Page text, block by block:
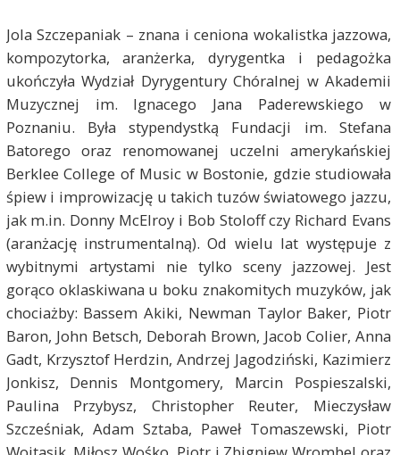
Jola Szczepaniak – znana i ceniona wokalistka jazzowa,
kompozytorka, aranżerka, dyrygentka i pedagożka
ukończyła Wydział Dyrygentury Chóralnej w Akademii
Muzycznej im. Ignacego Jana Paderewskiego w
Poznaniu. Była stypendystką Fundacji im. Stefana
Batorego oraz renomowanej uczelni amerykańskiej
Berklee College of Music w Bostonie, gdzie studiowała
śpiew i improwizację u takich tuzów światowego jazzu,
jak m.in. Donny McElroy i Bob Stoloff czy Richard Evans
(aranżację instrumentalną). Od wielu lat występuje z
wybitnymi artystami nie tylko sceny jazzowej. Jest
gorąco oklaskiwana u boku znakomitych muzyków, jak
chociażby: Bassem Akiki, Newman Taylor Baker, Piotr
Baron, John Betsch, Deborah Brown, Jacob Colier, Anna
Gadt, Krzysztof Herdzin, Andrzej Jagodziński, Kazimierz
Jonkisz, Dennis Montgomery, Marcin Pospieszalski,
Paulina Przybysz, Christopher Reuter, Mieczysław
Szcześniak, Adam Sztaba, Paweł Tomaszewski, Piotr